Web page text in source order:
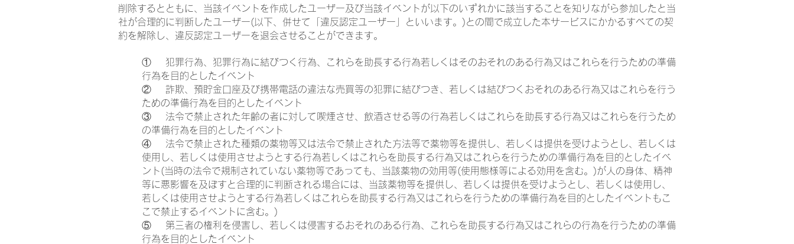
削除するとともに、当該イベントを作成したユーザー及び当該イベントが以下のいずれかに該当することを知りながら参加したと当
社が合理的に判断したユーザー(以下、併せて「違反認定ユーザー」といいます。)との間で成立した本サービスにかかるすべての契
約を解除し、違反認定ユーザーを退会させることができます。
① 犯罪行為、犯罪行為に結びつく行為、これらを助長する行為若しくはそのおそれのある行為又はこれらを行うための準備
行為を目的としたイベント
② 詐欺、預貯金口座及び携帯電話の違法な売買等の犯罪に結びつき、若しくは結びつくおそれのある行為又はこれらを行う
ための準備行為を目的としたイベント
③ 法令で禁止された年齢の者に対して喫煙させ、飲酒させる等の行為若しくはこれらを助長する行為又はこれらを行うため
の準備行為を目的としたイベント
④ 法令で禁止された種類の薬物等又は法令で禁止された方法等で薬物等を提供し、若しくは提供を受けようとし、若しくは
使用し、若しくは使用させようとする行為若しくはこれらを助長する行為又はこれらを行うための準備行為を目的としたイベ
ント(当時の法令で規制されていない薬物等であっても、当該薬物の効用等(使用態様等による効用を含む。)が人の身体、精神
等に悪影響を及ぼすと合理的に判断される場合には、当該薬物等を提供し、若しくは提供を受けようとし、若しくは使用し、
若しくは使用させようとする行為若しくはこれらを助長する行為又はこれらを行うための準備行為を目的としたイベントもこ
こで禁止するイベントに含む。)
⑤ 第三者の権利を侵害し、若しくは侵害するおそれのある行為、これらを助長する行為又はこれらの行為を行うための準備
行為を目的としたイベント